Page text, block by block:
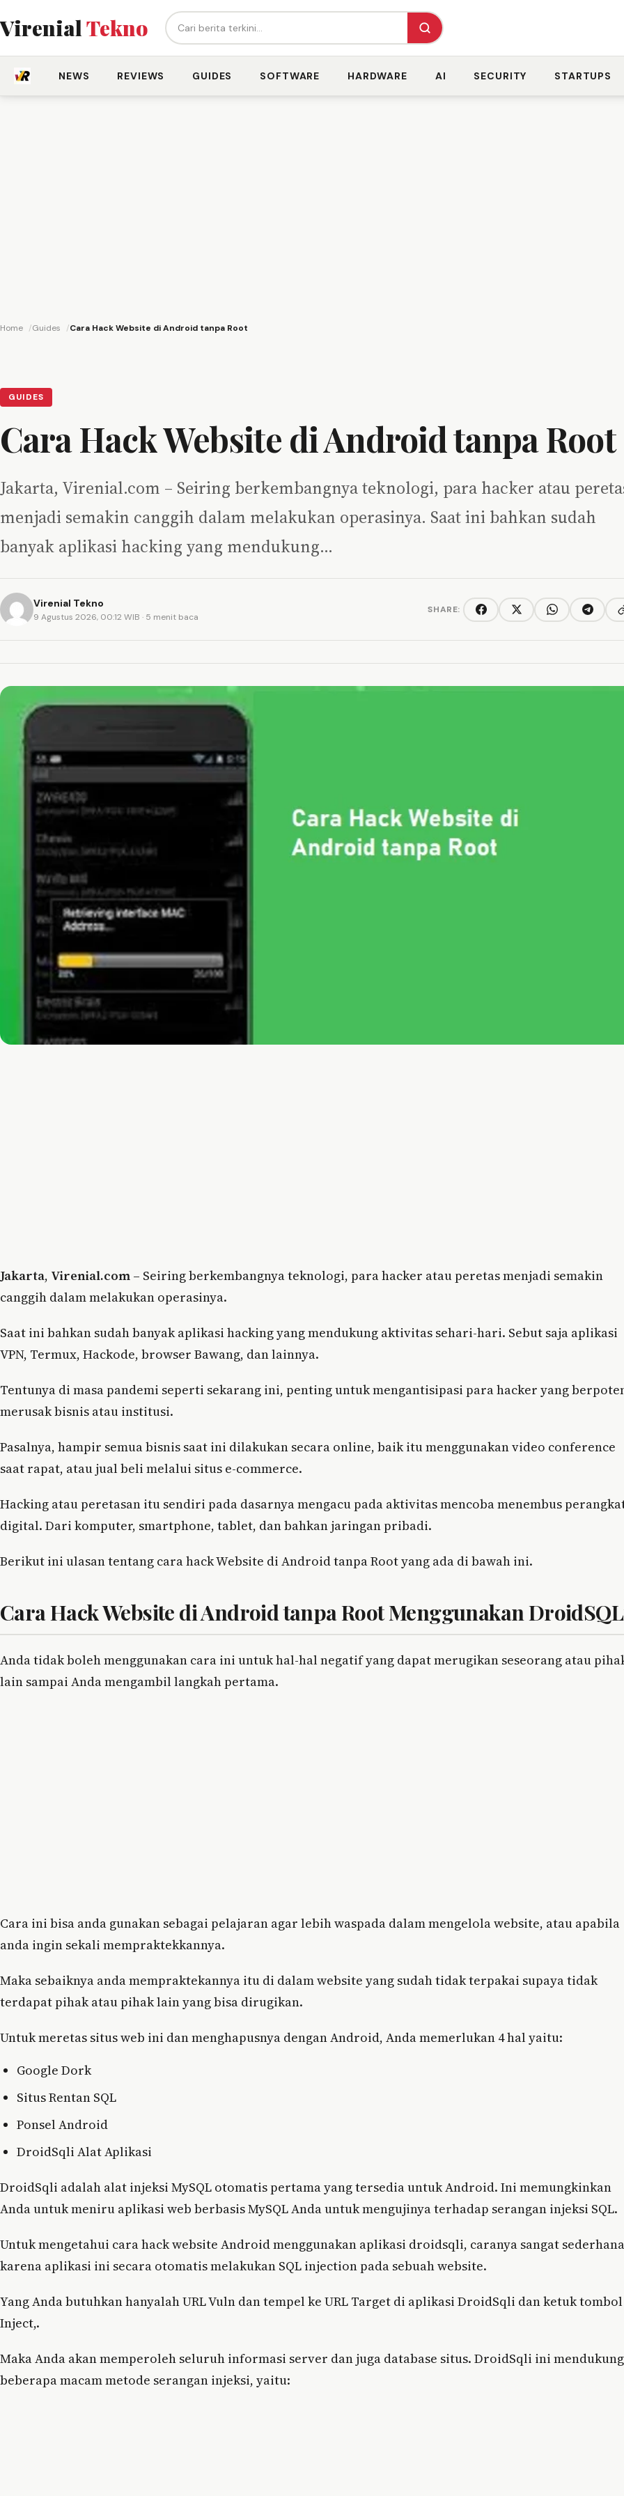
VirenialTekno Cari berita...
NEWS REVIEWS GUIDES SOFTWARE HARDWARE AI SECURITY STARTUPS
Home Guides Cara Hack Website di Android tanpa Root
GUIDES
Cara Hack Website di Android tanpa Root
Jakarta, Virenial.com – Seiring berkembangnya teknologi, para hacker atau
menjadi semakin canggih dalam melakukan operasinya. Saat ini bahkan sudah
banyak aplikasi hacking yang mendukung…
Virenial Tekno
9 Agustus 2026, 00:12 WIB · 5 menit baca
SHARE: FacebookTwitter/XWhatsAppTelegram
Jakarta, Virenial.com – Seiring berkembangnya teknologi, para hacker atau peretas menjadi semakin
canggih dalam melakukan operasinya.
Saat ini bahkan sudah banyak aplikasi hacking yang mendukung aktivitas sehari-hari. Sebut saja aplikasi
VPN, Termux, Hackode, browser Bawang, dan lainnya.
Tentunya di masa pandemi seperti sekarang ini, penting untuk mengantisipasi para hacker yang
merusak bisnis atau institusi.
Pasalnya, hampir semua bisnis saat ini dilakukan secara online, baik itu menggunakan video conference
saat rapat, atau jual beli melalui situs e-commerce.
Hacking atau peretasan itu sendiri pada dasarnya mengacu pada aktivitas mencoba menembus
digital. Dari komputer, smartphone, tablet, dan bahkan jaringan pribadi.
Berikut ini ulasan tentang cara hack Website di Android tanpa Root yang ada di bawah ini.
Cara Hack Website di Android tanpa Root Menggunakan
Anda tidak boleh menggunakan cara ini untuk hal-hal negatif yang dapat merugikan seseorang atau
lain sampai Anda mengambil langkah pertama.
Cara ini bisa anda gunakan sebagai pelajaran agar lebih waspada dalam mengelola website, atau apabila
anda ingin sekali mempraktekkannya.
Maka sebaiknya anda mempraktekannya itu di dalam website yang sudah tidak terpakai supaya tidak
terdapat pihak atau pihak lain yang bisa dirugikan.
Untuk meretas situs web ini dan menghapusnya dengan Android, Anda memerlukan 4 hal yaitu:
Google Dork
Situs Rentan SQL
Ponsel Android
DroidSqli Alat Aplikasi
DroidSqli adalah alat injeksi MySQL otomatis pertama yang tersedia untuk Android. Ini memungkinkan
Anda untuk meniru aplikasi web berbasis MySQL Anda untuk mengujinya terhadap serangan injeksi SQL.
Untuk mengetahui cara hack website Android menggunakan aplikasi droidsqli, caranya sangat sederhana
karena aplikasi ini secara otomatis melakukan SQL injection pada sebuah website.
Yang Anda butuhkan hanyalah URL Vuln dan tempel ke URL Target di aplikasi DroidSqli dan ketuk tombol
Inject,.
Maka Anda akan memperoleh seluruh informasi server dan juga database situs. DroidSqli ini mendukung
beberapa macam metode serangan injeksi, yaitu: